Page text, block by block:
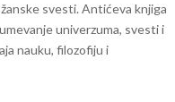
svesti. Antićeva knjiga
univerzuma, svesti i
nauku, filozofiju i